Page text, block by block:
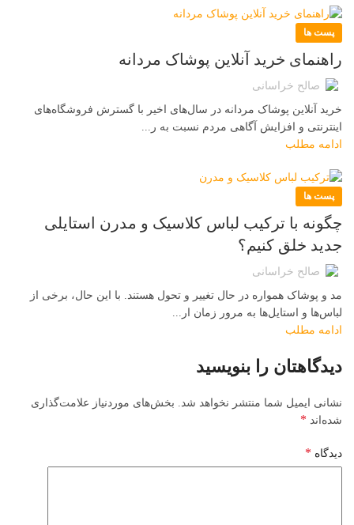
پست ها
راهنمای خرید آنلاین پوشاک مردانه
صالح خراسانی
خرید آنلاین پوشاک مردانه در سال‌های اخیر با گسترش فروشگاه‌های
اینترنتی و افزایش آگاهی مردم نسبت به ر...
ادامه مطلب
پست ها
چگونه با ترکیب لباس کلاسیک و مدرن استایلی
جدید خلق کنیم؟
صالح خراسانی
مد و پوشاک همواره در حال تغییر و تحول هستند. با این حال، برخی از
لباس‌ها و استایل‌ها به مرور زمان ار...
ادامه مطلب
دیدگاهتان را بنویسید
نشانی ایمیل شما منتشر نخواهد شد. بخش‌های موردنیاز علامت‌گذاری
شده‌اند *
دیدگاه *